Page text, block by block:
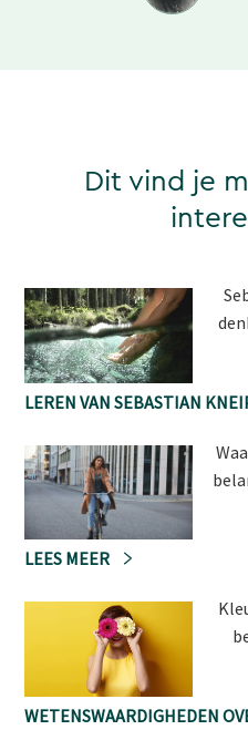
Dit vind je
LEREN VAN SEBASTIAN
LEES MEER
WETENSWAARDIGHEDEN